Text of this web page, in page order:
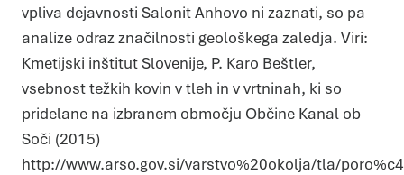
vpliva dejavnosti Salonit Anhovo ni zaznati, so pa
analize odraz značilnosti geološkega zaledja. Viri:
Kmetijski inštitut Slovenije, P. Karo Beštler,
vsebnost težkih kovin v tleh in v vrtninah, ki so
pridelane na izbranem območju Občine Kanal ob
Soči (2015)
http://www.arso.gov.si/varstvo%20okolja/tla/